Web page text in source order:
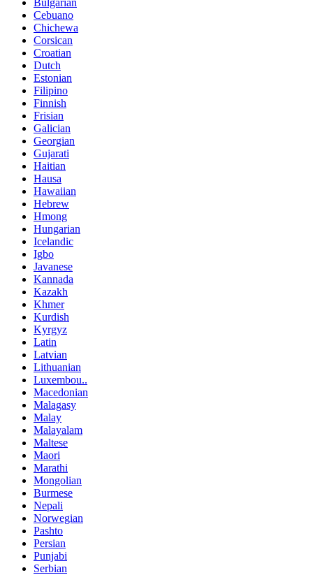
Cebuano
Chichewa
Corsican
Croatian
Dutch
Estonian
Filipino
Finnish
Frisian
Galician
Georgian
Gujarati
Haitian
Hausa
Hawaiian
Hebrew
Hmong
Hungarian
Icelandic
Igbo
Javanese
Kannada
Kazakh
Khmer
Kurdish
Kyrgyz
Latin
Latvian
Lithuanian
Luxembou..
Macedonian
Malagasy
Malay
Malayalam
Maltese
Maori
Marathi
Mongolian
Burmese
Nepali
Norwegian
Pashto
Persian
Punjabi
Serbian